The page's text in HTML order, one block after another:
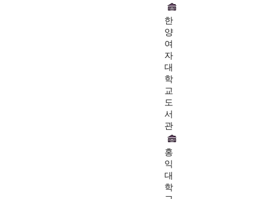
한
양
여
자
대
학
교
도
서
관
홍
익
대
학